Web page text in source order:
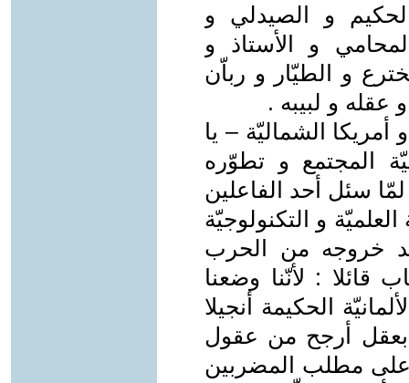
و الصيدلي و
و الأستاذ و
و الطيّار و رباّن
عقله و لبيبه .
أمريكا الشماليّة – يا
المجتمع و تطوّره
سئل أحد الفاعلين
و التكنولوجيّة
خروجه من الحرب
قائلا : لأنّنا وضعنا
الحكيمة أنجيلا
بعقل أرجح من عقول
على مطلب المضربين